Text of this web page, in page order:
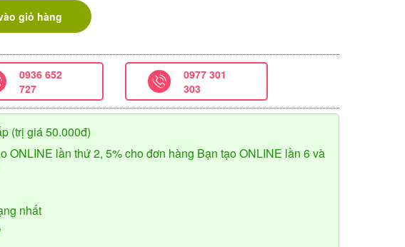
giỏ hàng
0936 652
727
0977 301
303
(trị giá 50.000đ)
ONLINE lần thứ 2, 5% cho đơn hàng Bạn tạo ONLINE lần 6 và
nhất